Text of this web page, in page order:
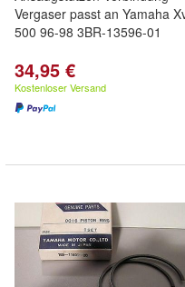
Vergaser passt an Yamaha
500 96-98 3BR-13596-01
34,95 €
Kostenloser Versand